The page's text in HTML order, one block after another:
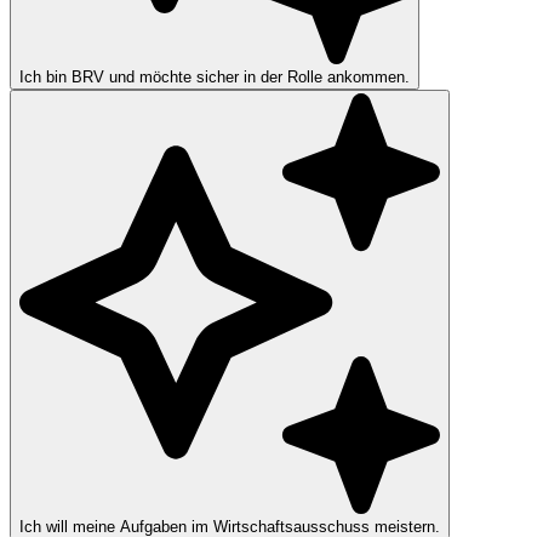
Ich bin BRV und möchte sicher in der Rolle ankommen.
Ich will meine Aufgaben im Wirtschaftsausschuss meistern.